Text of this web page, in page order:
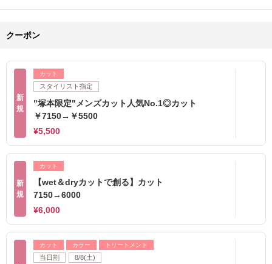
クーポン
新
規
カット
スタイリスト指定
"塚本限定"メンズカット人気No.1◎カット
￥7150→￥5500
¥5,500
新
規
カット
【wet＆dryカットで創る】カット
7150→6000
¥6,000
カット カラー トリートメント
当日割 8/8(土)